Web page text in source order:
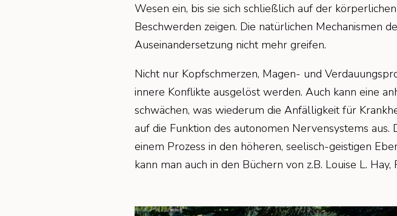
Wesen ein, bis sie sich schließlich auf der
Beschwerden zeigen. Die natürlichen Mechanismen
Auseinandersetzung nicht mehr greifen.
Nicht nur Kopfschmerzen, Magen- und
innere Konflikte ausgelöst werden. Auch kann eine
schwächen, was wiederum die Anfälligkeit für
auf die Funktion des autonomen Nervensystems
einem Prozess in den höheren, seelisch-geistigen
kann man auch in den Büchern von z.B. Louise L.